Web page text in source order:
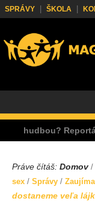
SPRÁVY ŠKOLA
Reportáž s
Práve čítáš: Domov/
sex / Správy /
dostaneme veľa